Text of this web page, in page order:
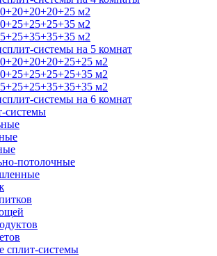
м2
м2
м2
системы на 5 комнат
м2
м2
м2
системы на 6 комнат
системы
потолочные
сплит-системы